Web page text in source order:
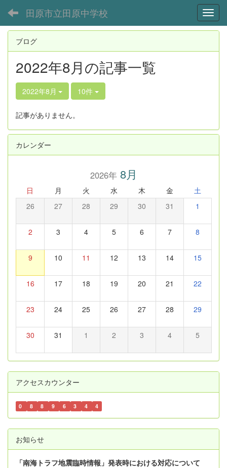
田原市立田原中学校
ブログ
2022年8月の記事一覧
2022年8月 10件
記事がありません。
カレンダー
2026年8月
日 月 火 水 木 金 土
26 27 28 29 30 31 1
2 3 4 5 6 7 8
9 10 11 12 13 14 15
16 17 18 19 20 21 22
23 24 25 26 27 28 29
30 31 1 2 3 4 5
アクセスカウンター
0 8 8 9 6 3 4 4
お知らせ
「南海トラフ地震臨時情報」発表時における対応について